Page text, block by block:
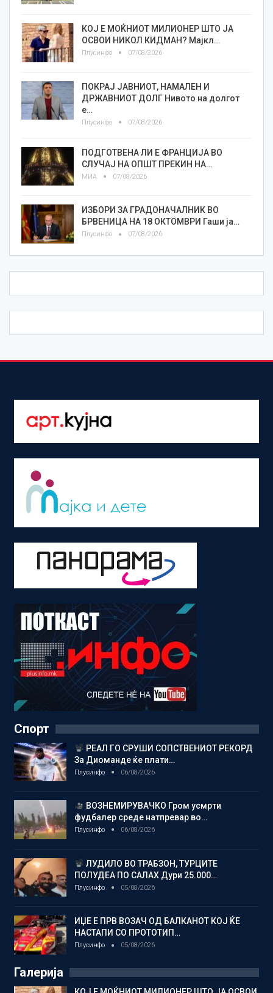
КОЈ Е МОЌНИОТ МИЛИОНЕР ШТО ЈА
ОСВОИ НИКОЛ КИДМАН? Мајкл…
Плусинфо 07/08/2026
ПОКРАЈ ЈАВНИОТ, НАМАЛЕН И
ДРЖАВНИОТ ДОЛГ Нивото на долгот
е…
Плусинфо 07/08/2026
ПОДГОТВЕНА ЛИ Е ФРАНЦИЈА ВО
СЛУЧАЈ НА ОПШТ ПРЕКИН НА…
МИА 07/08/2026
ИЗБОРИ ЗА ГРАДОНАЧАЛНИК ВО
БРВЕНИЦА НА 18 ОКТОМВРИ Гаши ја…
Плусинфо 07/08/2026
Спорт
РЕАЛ ГО СРУШИ СОПСТВЕНИОТ РЕКОРД
За Диоманде ќе плати…
Плусинфо 06/08/2026
ВОЗНЕМИРУВАЧКО Гром усмрти
фудбалер среде натпревар во…
Плусинфо 06/08/2026
ЛУДИЛО ВО ТРАБЗОН, ТУРЦИТЕ
ПОЛУДЕА ПО САЛАХ Дури 25.000…
Плусинфо 05/08/2026
ИЏЕ Е ПРВ ВОЗАЧ ОД БАЛКАНОТ КОЈ ЌЕ
НАСТАПИ СО ПРОТОТИП…
Плусинфо 05/08/2026
Галерија